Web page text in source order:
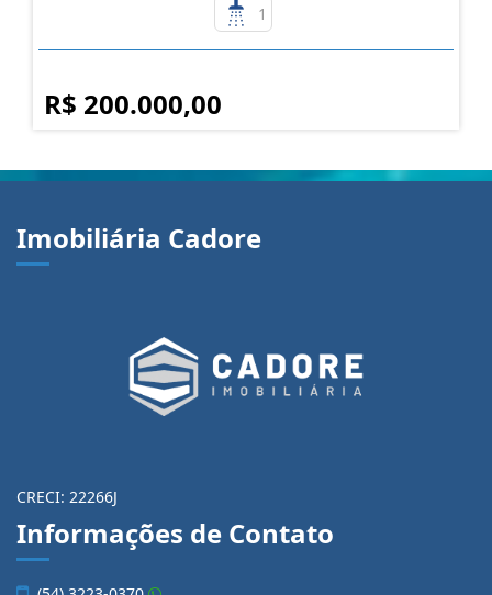
1
R$ 200.000,00
Imobiliária Cadore
CRECI: 22266J
Informações de Contato